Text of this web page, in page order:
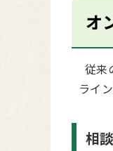
オ
従来
ライ
相